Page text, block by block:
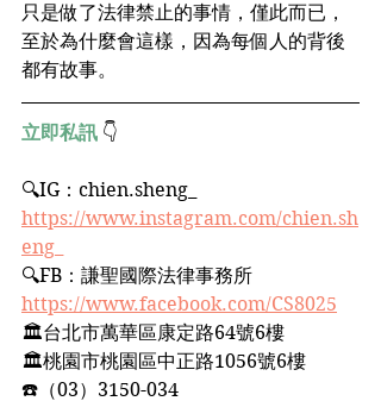
只是做了法律禁止的事情，僅此而已，
至於為什麼會這樣，因為每個人的背後
都有故事。
立即私訊 👇
🔍IG：chien.sheng_﻿
https://www.instagram.com/chien.sh
eng_
🔍FB：謙聖國際法律事務所﻿
https://www.facebook.com/CS8025
🏛台北市萬華區康定路64號6樓﻿
🏛桃園市桃園區中正路1056號6樓﻿
☎️（03）3150-034﻿